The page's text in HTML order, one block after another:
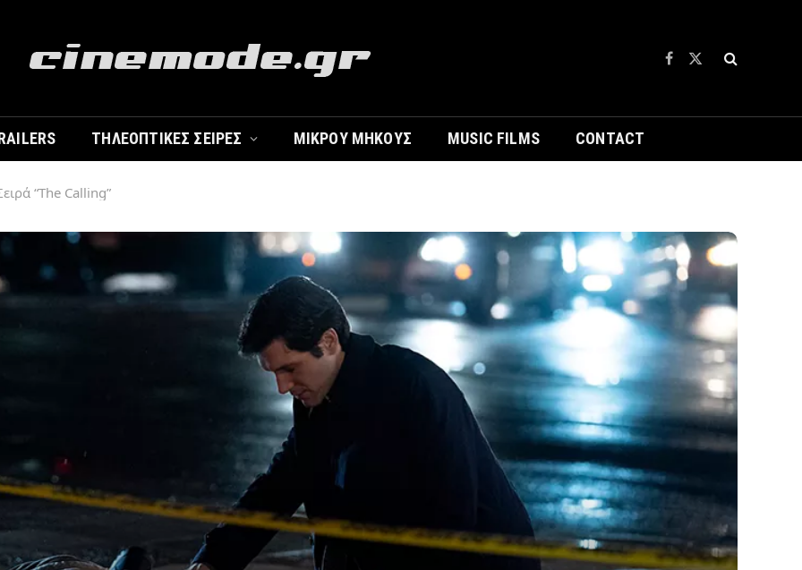
Facebook
X
ΤΗΛΕΟΠΤΙΚΈΣ ΣΕΙΡΈΣ ΜΙΚΡΟΎ ΜΉΚΟΥΣ MUSIC FILMS CONTACT
“The Calling”